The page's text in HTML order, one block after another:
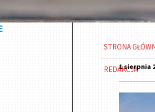
STRONA
REDAKCJA
1 sierpnia